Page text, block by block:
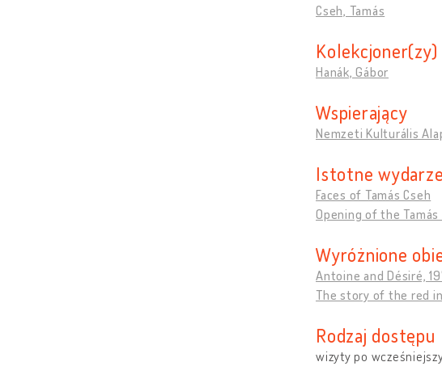
Cseh, Tamás
Kolekcjoner(zy)
Hanák, Gábor
Wspierający
Nemzeti Kulturális
Istotne
Faces of Tamás Cseh
Opening of the Tamás
Wyróżnione
Antoine and Désiré,
The story of the red
Rodzaj dostępu
wizyty po